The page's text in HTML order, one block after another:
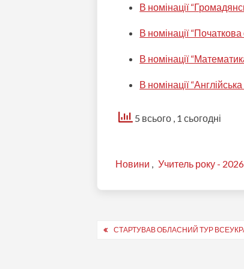
В номінації
В номінації “Початкова
В номінації
В номінації
5 всього , 1 сьогодні
Новини , Учитель року - 2026
Навігація
СТАРТУВАВ ОБЛАСНИЙ ТУР